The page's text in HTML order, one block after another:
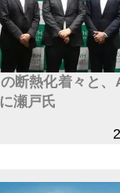
断熱化着々と、
瀬戸氏